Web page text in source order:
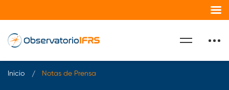
Inicio Notas de Prensa